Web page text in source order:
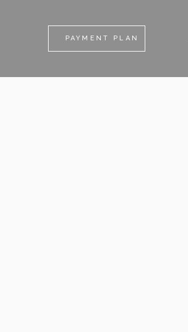
PAYMENT PLAN